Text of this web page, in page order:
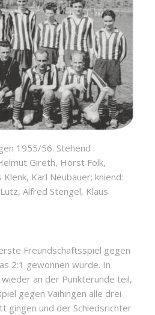
1955/56. Stehend :
Gireth, Horst Folk,
Karl Neubauer; kniend:
Alfred Stengel, Klaus
Freundschaftsspiel gegen
2:1 gewonnen wurde. In
wieder an der Punkterunde teil,
gegen Vaihingen alle drei
gingen und der Schiedsrichter